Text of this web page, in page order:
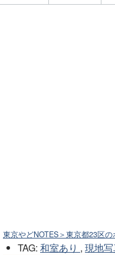
東京やどNOTES＞東京都23区
TAG: 和室あり , 現地